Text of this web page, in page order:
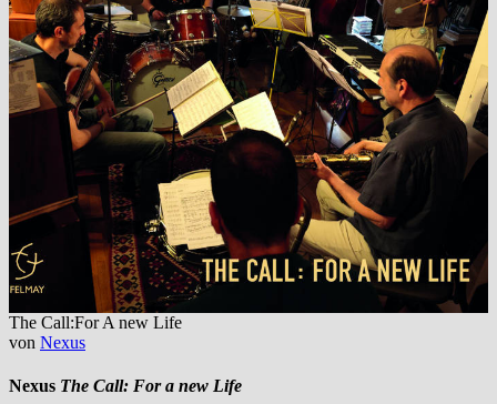
The Call:For A new Life
von Nexus
Nexus The Call: For a new Life